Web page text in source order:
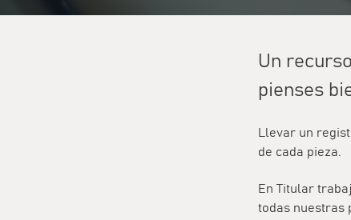
Un
pienses
Llevar un
de cada pieza.
En Titular
todas nuestras